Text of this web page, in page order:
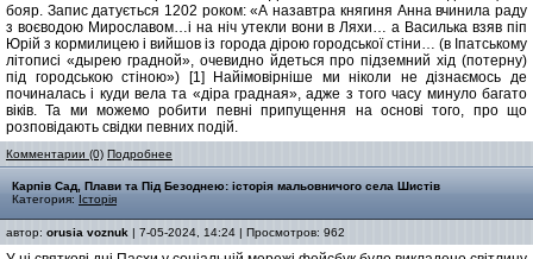
бояр. Запис датується 1202 роком: «А назавтра княгиня Анна вчинила раду
з воєводою Мирославом…і на ніч утекли вони в Ляхи… а Василька взяв піп
Юрій з кормилицею і вийшов із города дірою городської стіни… (в Іпатському
літописі «дырею градной», очевидно йдеться про підземний хід (потерну)
під городською стіною») [1] Найімовірніше ми ніколи не дізнаємось де
починалась і куди вела та «діра градная», адже з того часу минуло багато
віків. Та ми можемо робити певні припущення на основі того, про що
розповідають свідки певних подій.
Комментарии (0) Подробнее
Карпів Сад, Плави та Під Безоднею: історія мальовничого села Шистів
Категория: Історія
автор: orusia voznuk | 7-05-2024, 14:24 | Просмотров: 962